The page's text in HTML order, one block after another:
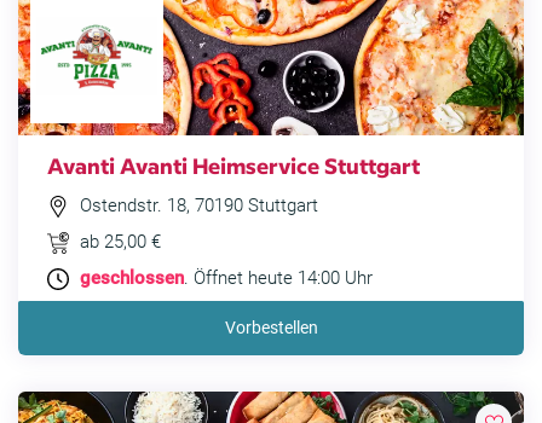
Avanti Avanti Heimservice Stuttgart
Ostendstr. 18, 70190 Stuttgart
ab 25,00 €
geschlossen. Öffnet heute 14:00 Uhr
Vorbestellen